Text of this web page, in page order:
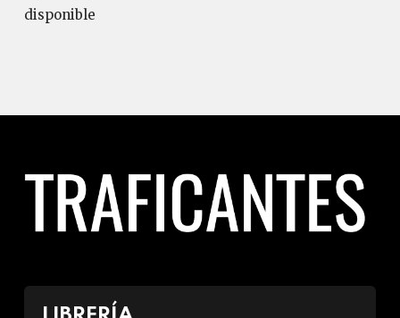
disponible